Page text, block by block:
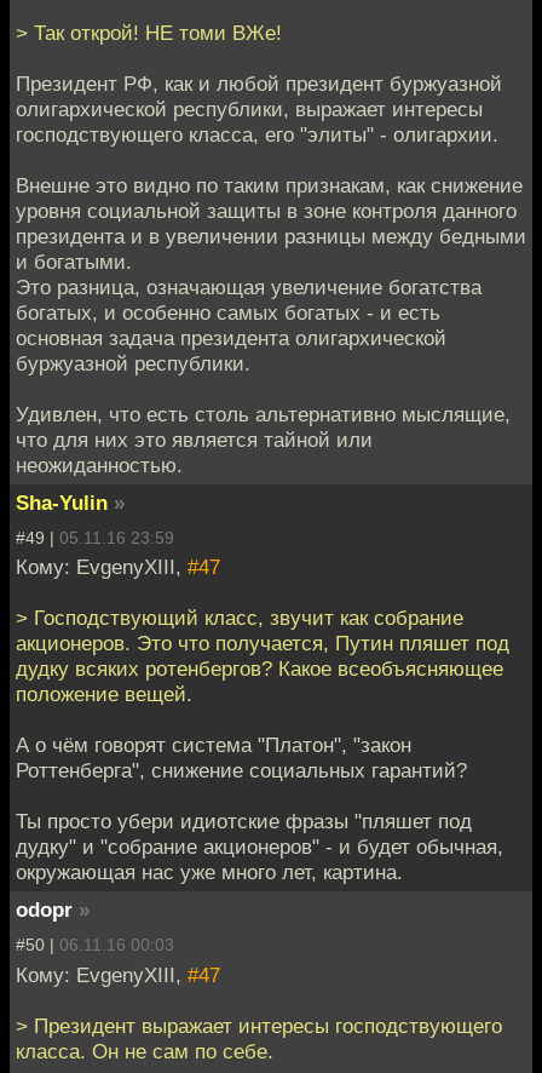
> Так открой! НЕ томи ВЖе!
Президент РФ, как и любой президент буржуазной
олигархической республики, выражает интересы
господствующего класса, его "элиты" - олигархии.
Внешне это видно по таким признакам, как снижение
уровня социальной защиты в зоне контроля данного
президента и в увеличении разницы между бедными
и богатыми.
Это разница, означающая увеличение богатства
богатых, и особенно самых богатых - и есть
основная задача президента олигархической
буржуазной республики.
Удивлен, что есть столь альтернативно мыслящие,
что для них это является тайной или
неожиданностью.
Sha-Yulin »
#49 | 05.11.16 23:59
Кому: EvgenyXIII, #47
> Господствующий класс, звучит как собрание
акционеров. Это что получается, Путин пляшет под
дудку всяких ротенбергов? Какое всеобъясняющее
положение вещей.
А о чём говорят система "Платон", "закон
Роттенберга", снижение социальных гарантий?
Ты просто убери идиотские фразы "пляшет под
дудку" и "собрание акционеров" - и будет обычная,
окружающая нас уже много лет, картина.
odopr »
#50 | 06.11.16 00:03
Кому: EvgenyXIII, #47
> Президент выражает интересы господствующего
класса. Он не сам по себе.